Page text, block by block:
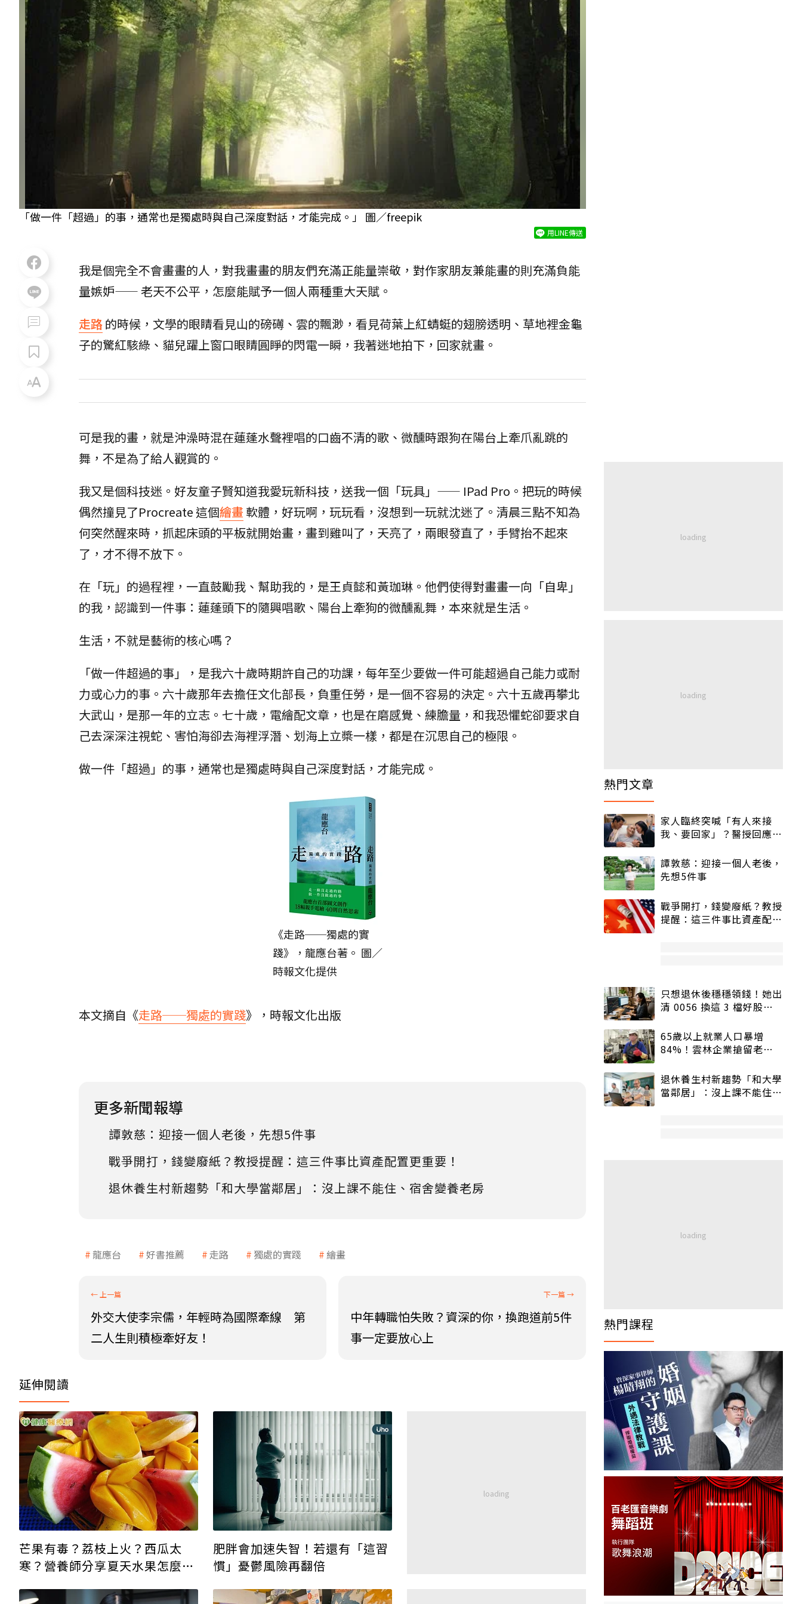
「做一件「超過」的事，通常也是獨處時與自己深度對話，才能完成。」 圖／freepik
用LINE傳送
我是個完全不會畫畫的人，對我畫畫的朋友們充滿正能量崇敬，對作家朋友兼能畫的則充滿負能
量嫉妒—— 老天不公平，怎麼能賦予一個人兩種重大天賦。
走路的時候，文學的眼睛看見山的磅礡、雲的飄渺，看見荷葉上紅蜻蜓的翅膀透明、草地裡金龜
子的驚紅駭綠、貓兒躍上窗口眼睛圓睜的閃電一瞬，我著迷地拍下，回家就畫。
可是我的畫，就是沖澡時混在蓮蓬水聲裡唱的口齒不清的歌、微醺時跟狗在陽台上牽爪亂跳的
舞，不是為了給人觀賞的。
我又是個科技迷。好友童子賢知道我愛玩新科技，送我一個「玩具」—— IPad Pro。把玩的時候
偶然撞見了Procreate 這個繪畫 軟體，好玩啊，玩玩看，沒想到一玩就沈迷了。清晨三點不知為
何突然醒來時，抓起床頭的平板就開始畫，畫到雞叫了，天亮了，兩眼發直了，手臂抬不起來
了，才不得不放下。
在「玩」的過程裡，一直鼓勵我、幫助我的，是王貞懿和黃珈琳。他們使得對畫畫一向「自卑」
的我，認識到一件事：蓮蓬頭下的隨興唱歌、陽台上牽狗的微醺亂舞，本來就是生活。
生活，不就是藝術的核心嗎？
「做一件超過的事」，是我六十歲時期許自己的功課，每年至少要做一件可能超過自己能力或耐
力或心力的事。六十歲那年去擔任文化部長，負重任勞，是一個不容易的決定。六十五歲再攀北
大武山，是那一年的立志。七十歲，電繪配文章，也是在磨感覺、練膽量，和我恐懼蛇卻要求自
己去深深注視蛇、害怕海卻去海裡浮潛、划海上立槳一樣，都是在沉思自己的極限。
做一件「超過」的事，通常也是獨處時與自己深度對話，才能完成。
《走路──獨處的實
踐》，龍應台著。 圖／
時報文化提供
本文摘自《走路──獨處的實踐》，時報文化出版
更多新聞報導
譚敦慈：迎接一個人老後，先想5件事
戰爭開打，錢變廢紙？教授提醒：這三件事比資產配置更重要！
退休養生村新趨勢「和大學當鄰居」：沒上課不能住、宿舍變養老房
龍應台 好書推薦 走路 獨處的實踐 繪畫
外交大使李宗儒，年輕時為國際牽線 第
二人生則積極牽好友！
中年轉職怕失敗？資深的你，換跑道前5件
事一定要放心上
延伸閱讀
芒果有毒？荔枝上火？西瓜太
寒？營養師分享夏天水果怎麼吃
肥胖會加速失智！若還有「這習
慣」憂鬱風險再翻倍
熱門文章
家人臨終突喊「有人來接
我、要回家」？醫授回應方
譚敦慈：迎接一個人老後，
先想5件事
戰爭開打，錢變廢紙？教授
提醒：這三件事比資產配置
只想退休後穩穩領錢！她出
清 0056 換這 3 檔好股：
65歲以上就業人口暴增
84%！雲林企業搶留老員
退休養生村新趨勢「和大學
當鄰居」：沒上課不能住、
熱門課程